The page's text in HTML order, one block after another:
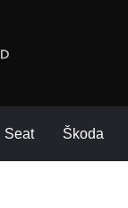
Seat Škoda